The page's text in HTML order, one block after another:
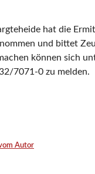
hat die
und bittet
können sich
7071-0 zu melden.
Autor